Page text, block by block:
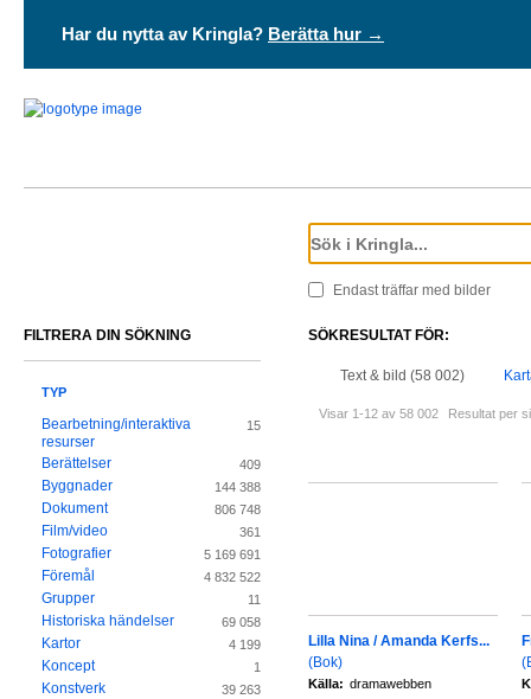
Har du nytta av Kringla? Berätta hur →
Endast träffar med bilder
SÖKRESULTAT FÖR:
Text & bild (58 002)
Visar 1-12 av 58 002 Resultat per
Lilla Nina / Amanda Kerfs...
(Bok)
Källa: dramawebben
FILTRERA DIN SÖKNING
TYP
Bearbetning/interaktiva
resurser
15
Berättelser 409
Byggnader 144 388
Dokument 806 748
Film/video 361
Fotografier 5 169 691
Föremål 4 832 522
Grupper 11
Historiska händelser 69 058
Kartor 4 199
Koncept 1
Konstverk 39 263